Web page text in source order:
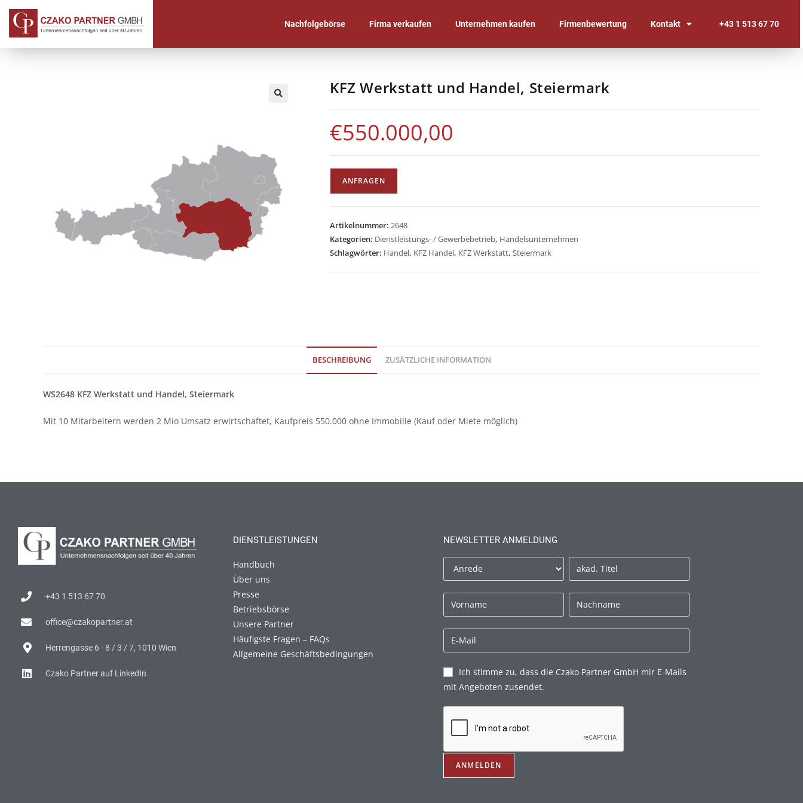
Nachfolgebörse Firma verkaufen Unternehmen kaufen Firmenbewertung Kontakt +43 1 513 67 70
KFZ Werkstatt und Handel, Steiermark
€550.000,00
ANFRAGEN
Artikelnummer: 2648
Kategorien: Dienstleistungs- / Gewerbebetrieb, Handelsunternehmen
Schlagwörter: Handel, KFZ Handel, KFZ Werkstatt, Steiermark
BESCHREIBUNG ZUSÄTZLICHE INFORMATION
WS2648 KFZ Werkstatt und Handel, Steiermark
Mit 10 Mitarbeitern werden 2 Mio Umsatz erwirtschaftet, Kaufpreis 550.000 ohne Immobilie (Kauf oder Miete möglich)
+43 1 513 67 70
office@czakopartner.at
Herrengasse 6 - 8 / 3 / 7, 1010 Wien
Czako Partner auf LinkedIn
DIENSTLEISTUNGEN
Handbuch
Über uns
Presse
Betriebsbörse
Unsere Partner
Häufigste Fragen – FAQs
Allgemeine Geschäftsbedingungen
NEWSLETTER ANMELDUNG
Ich stimme zu, dass die Czako Partner GmbH mir E-Mails
mit Angeboten zusendet.